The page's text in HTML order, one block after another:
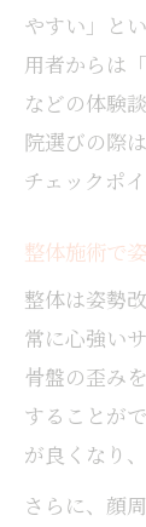
やすい」と
用者からは
などの体験
院選びの際
チェックポ
整体施術で
整体は姿勢
常に心強い
骨盤の歪み
することが
が良くなり
さらに、顔